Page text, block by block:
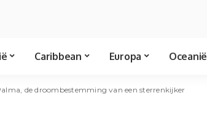
Caribbean Europa Oceanië
de droombestemming van een sterrenkijker